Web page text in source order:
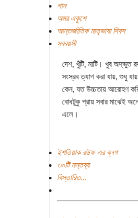
গান
অমর একুশে
আন্তর্জাতিক মাতৃভাষা দিবস
সববয়সী
দেশ, খুঁটি, মাটি। খুব অদ্ভুত
সংস্রব ত্যাগ করা যায়, শুধু
কেন, যত উচ্চতায় আরোহণ
বোধটুকু প্রায় সবার মাঝেই
এলে।
ইশতিয়াক রউফ এর ব্লগ
৩০টি মন্তব্য
বিস্তারিত...